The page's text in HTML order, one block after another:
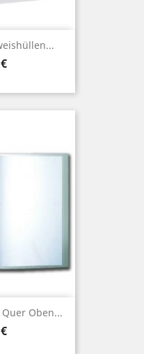
Oben...